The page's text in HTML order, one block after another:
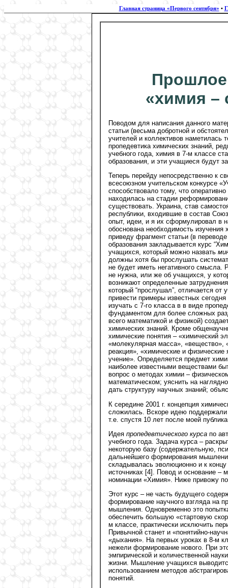
Главная страница «Первого сентября» •
Прошлое
«химия –
Поводом для написания данного
статьи (весьма добротной и
учителей и коллективов наметилась
пропедевтика химических знаний,
учебного года, химия в 7-м классе
образования, и эти учащиеся будут
Теперь перейду непосредственно к
всесоюзном учительском конкурсе
способствовало тому, что
находилась на стадии
существовать. Украина, став
республики, входившие в состав
опыт, идеи, и я их сформулировал в
обоснована необходимость
приведу фрагмент статьи (в
образования закладывается курс
учащихся, который можно назвать
должны хотя бы прослушать
не будет иметь негативного смысла.
не нужна, или же об учащихся, у
возникают определенные
который “прослушал”, отличается от
привести примеры известных
изучать с 7-го класса в в виде
фундаментом для более сложных
всего математикой и физикой)
химических знаний. Кроме
химические понятия – «химический
«молекулярная масса», «вещество»,
реакция», «химические и
учение». Определяется предмет
наиболее известными веществами
вопрос о методах химии –
математическом; уяснить на
дать структуру научных знаний;
К середине 2001 г. концепция
сложилась. Вскоре идею поддержали
т.е. спустя 10 лет после моей
Идея пропедевтического курса по
учебного года. Задача курса –
некоторую базу (содержательную,
дальнейшего формирования
складывалась эволюционно и к
источниках [4]. Повод и основание –
номинации «Химия». Ниже привожу
Этот курс – не часть будущего
формирование научного взгляда на
мышления. Одновременно это
обеспечить большую «стартовую
м классе, практически исключить
Привычной станет и «понятийно-
«дыхания». На первых уроках в 8-м
нежели формирование нового. При
эмпирической и количественной
жизни. Мышление учащихся
использованием методов
понятий.